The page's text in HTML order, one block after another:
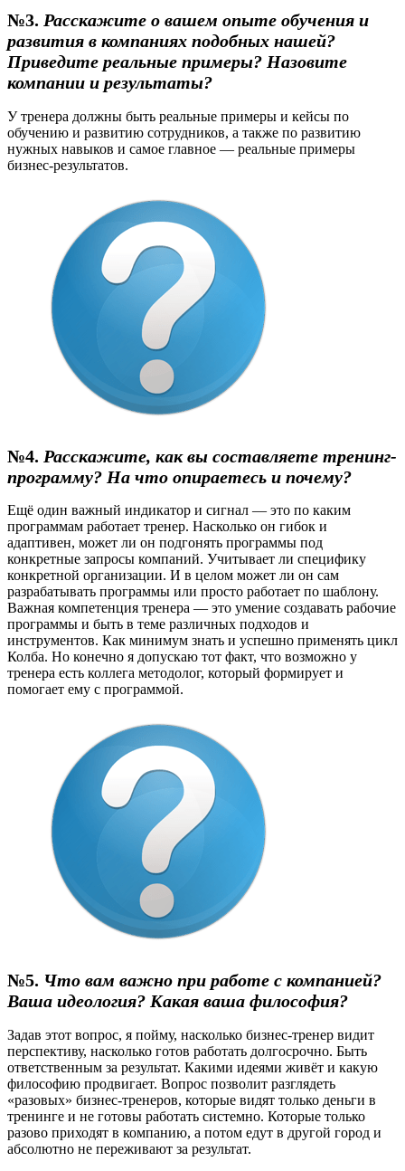
№3. Расскажите о вашем опыте обучения и
развития в компаниях подобных нашей?
Приведите реальные примеры? Назовите
компании и результаты?
У тренера должны быть реальные примеры и кейсы по
обучению и развитию сотрудников, а также по развитию
нужных навыков и самое главное — реальные примеры
бизнес-результатов.
№4. Расскажите, как вы составляете тренинг-
программу? На что опираетесь и почему?
Ещё один важный индикатор и сигнал — это по каким
программам работает тренер. Насколько он гибок и
адаптивен, может ли он подгонять программы под
конкретные запросы компаний. Учитывает ли специфику
конкретной организации. И в целом может ли он сам
разрабатывать программы или просто работает по шаблону.
Важная компетенция тренера — это умение создавать рабочие
программы и быть в теме различных подходов и
инструментов. Как минимум знать и успешно применять цикл
Колба. Но конечно я допускаю тот факт, что возможно у
тренера есть коллега методолог, который формирует и
помогает ему с программой.
№5. Что вам важно при работе с компанией?
Ваша идеология? Какая ваша философия?
Задав этот вопрос, я пойму, насколько бизнес-тренер видит
перспективу, насколько готов работать долгосрочно. Быть
ответственным за результат. Какими идеями живёт и какую
философию продвигает. Вопрос позволит разглядеть
«разовых» бизнес-тренеров, которые видят только деньги в
тренинге и не готовы работать системно. Которые только
разово приходят в компанию, а потом едут в другой город и
абсолютно не переживают за результат.